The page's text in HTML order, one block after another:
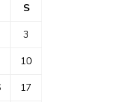
S
3
10
17